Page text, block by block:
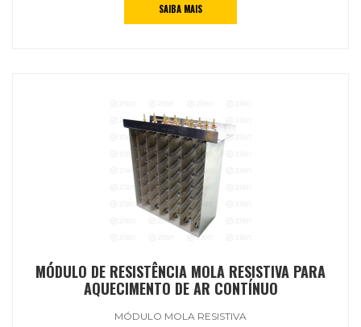
SAIBA MAIS
MÓDULO DE RESISTÊNCIA MOLA RESISTIVA PARA
AQUECIMENTO DE AR CONTÍNUO
MÓDULO MOLA RESISTIVA